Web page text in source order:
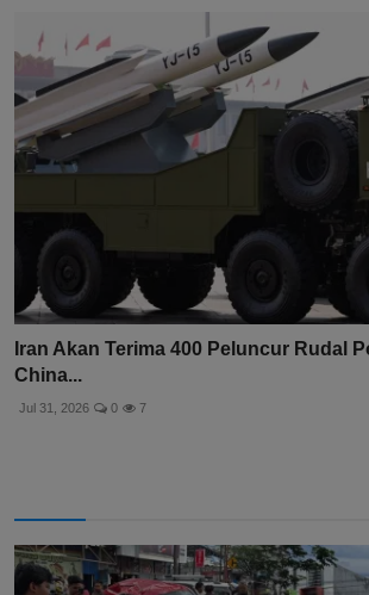
Iran Akan Terima 400 Peluncur Rudal
China...
Jul 31, 2026 0 7